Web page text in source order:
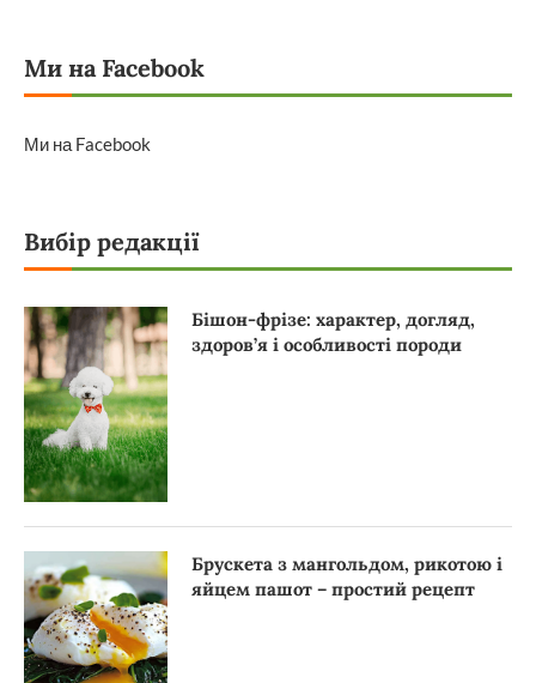
Ми на Facebook
Ми на Facebook
Вибір редакції
Бішон-фрізе: характер, догляд,
здоров’я і особливості породи
Брускета з мангольдом, рикотою і
яйцем пашот – простий рецепт